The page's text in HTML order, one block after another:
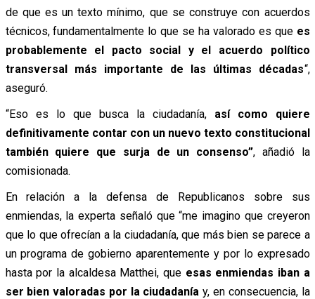
de que es un texto mínimo, que se construye con acuerdos
técnicos, fundamentalmente lo que se ha valorado es que es
probablemente el pacto social y el acuerdo político
transversal más importante de las últimas décadas“,
aseguró.
“Eso es lo que busca la ciudadanía, así como quiere
definitivamente contar con un nuevo texto constitucional
también quiere que surja de un consenso”, añadió la
comisionada.
En relación a la defensa de Republicanos sobre sus
enmiendas, la experta señaló que “me imagino que creyeron
que lo que ofrecían a la ciudadanía, que más bien se parece a
un programa de gobierno aparentemente y por lo expresado
hasta por la alcaldesa Matthei, que esas enmiendas iban a
ser bien valoradas por la ciudadanía y, en consecuencia, la